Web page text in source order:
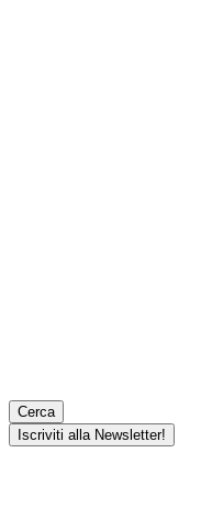
Cerca
Iscriviti alla Newsletter!